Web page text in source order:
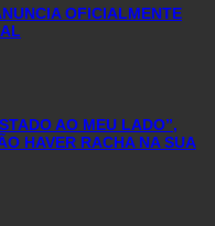
OFICIALMENTE
AO MEU LADO”,
HAVER RACHA NA SUA